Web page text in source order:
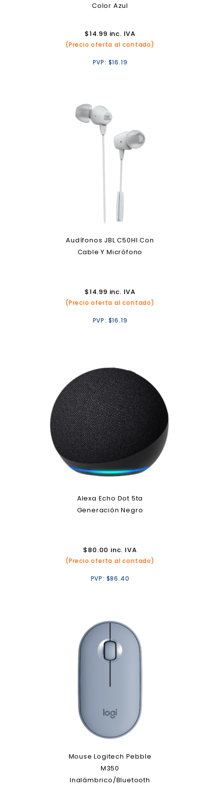
Color Azul
$14.99 inc. IVA
(Precio oferta al contado)
PVP: $16.19
Audífonos JBL C50HI Con
Cable Y Micrófono
$14.99 inc. IVA
(Precio oferta al contado)
PVP: $16.19
Alexa Echo Dot 5ta
Generación Negro
$80.00 inc. IVA
(Precio oferta al contado)
PVP: $86.40
Mouse Logitech Pebble
M350
Inalámbrico/Bluetooth